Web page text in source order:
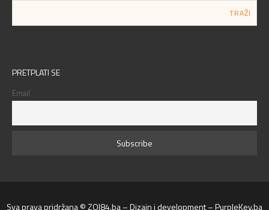
PRETPLATI SE
Email
Sva prava pridržana © ZOI84.ba – Dizajn i development – PurpleKey.ba